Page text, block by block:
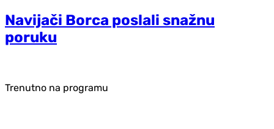
Navijači Borca poslali snažnu
poruku
Trenutno na programu